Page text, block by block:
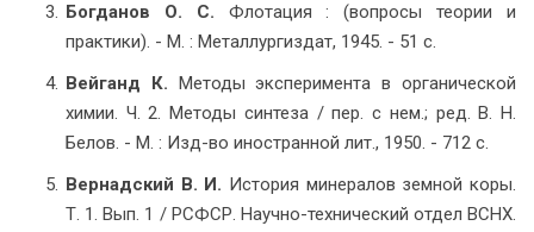
Богданов О. С. Флотация : (вопросы теории и
практики). - М. : Металлургиздат, 1945. - 51 с.
Вейганд К. Методы эксперимента в органической
химии. Ч. 2. Методы синтеза / пер. с нем.; ред. В. Н.
Белов. - М. : Изд-во иностранной лит., 1950. - 712 с.
Вернадский В. И. История минералов земной коры.
Т. 1. Вып. 1 / РСФСР. Научно-технический отдел ВСНХ.